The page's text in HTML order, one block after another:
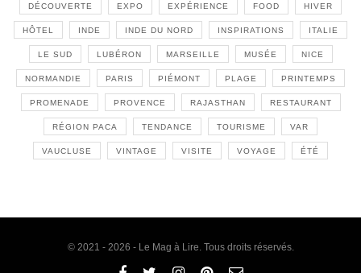
DÉCOUVERTE EXPO EXPÉRIENCE FOOD HIVER
HÔTEL INDE INDE DU NORD INSPIRATIONS ITALIE
LE SUD LUBÉRON MARSEILLE MUSÉE NICE
NORMANDIE PARIS PIÉMONT PLAGE PRINTEMPS
PROMENADE PROVENCE RAJASTHAN RESTAURANT
RÉGION PACA TENDANCE TOURISME VAR
VAUCLUSE VINTAGE VISITE VOYAGE ÉTÉ
© 2021 - 2026 - Le Mag à Lire. Tous droits réservés.